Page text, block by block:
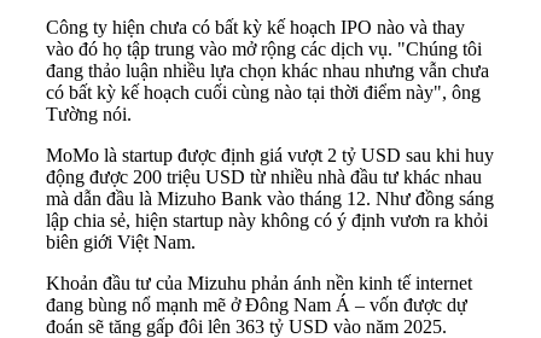
Công ty hiện chưa có bất kỳ kế hoạch IPO nào và thay
vào đó họ tập trung vào mở rộng các dịch vụ. "Chúng tôi
đang thảo luận nhiều lựa chọn khác nhau nhưng vẫn chưa
có bất kỳ kế hoạch cuối cùng nào tại thời điểm này", ông
Tường nói.
MoMo là startup được định giá vượt 2 tỷ USD sau khi huy
động được 200 triệu USD từ nhiều nhà đầu tư khác nhau
mà dẫn đầu là Mizuho Bank vào tháng 12. Như đồng sáng
lập chia sẻ, hiện startup này không có ý định vươn ra khỏi
biên giới Việt Nam.
Khoản đầu tư của Mizuhu phản ánh nền kinh tế internet
đang bùng nổ mạnh mẽ ở Đông Nam Á – vốn được dự
đoán sẽ tăng gấp đôi lên 363 tỷ USD vào năm 2025.